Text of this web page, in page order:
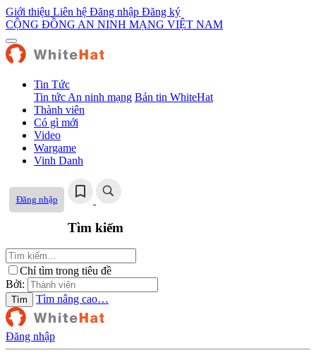
Giới thiệu Liên hệ Đăng nhập Đăng ký
CỘNG ĐỒNG AN NINH MẠNG VIỆT NAM
Tin Tức
Tin tức An ninh mạng Bản tin WhiteHat
Thành viên
Có gì mới
Video
Wargame
Vinh Danh
Đăng nhập
Tìm kiếm
Chỉ tìm trong tiêu đề
Bởi:
Tìm Tìm nâng cao…
Đăng nhập